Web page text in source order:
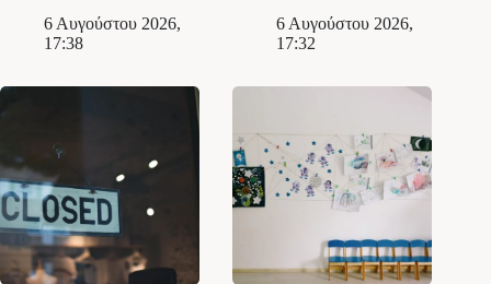
6 Αυγούστου 2026,
17:38
6 Αυγούστου 2026,
17:32